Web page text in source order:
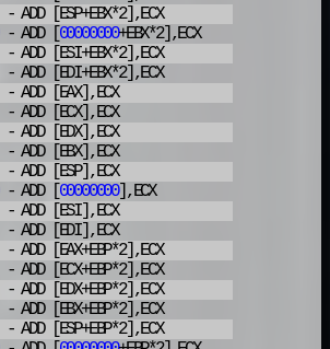
- ADD[ESP+EBX*2],ECX
- ADD[ 00000000+EBX*2],ECX
- ADD[ESI+EBX*2],ECX
- ADD[EDI+EBX*2],ECX
- ADD[EAX],ECX
- ADD[ECX],ECX
- ADD[EDX],ECX
- ADD[EBX],ECX
- ADD[ESP],ECX
- ADD[ 00000000],ECX
- ADD[ESI],ECX
- ADD[EDI],ECX
- ADD[EAX+EBP*2],ECX
- ADD[ECX+EBP*2],ECX
- ADD[EDX+EBP*2],ECX
- ADD[EBX+EBP*2],ECX
- ADD[ESP+EBP*2],ECX